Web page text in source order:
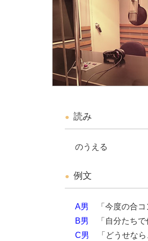
読み
のうえる
例文
A男 「今度の合コ
B男
「自分たちで
C男
「どうせなら